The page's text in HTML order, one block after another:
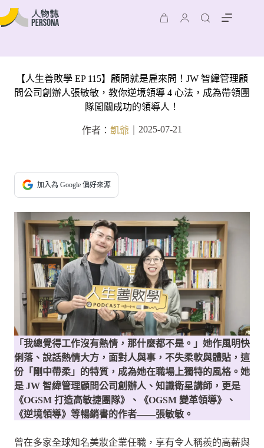
【人生善敗學 EP 115】顧問就是雇來問！JW 智緯管理顧
問公司創辦人張敏敏，教你逆境領導 4 心法，成為帶領團
隊闖關成功的領導人！
作者： 凱爺 2025-07-21
加入為 Google 偏好來源
「我總覺得工作沒有熱情，那什麼都不是。」她作風明快
俐落、說話熱情大方，面對人與事，不失柔軟與體貼，這
份「剛中帶柔」的特質，成為她在職場上獨特的風格。她
是 JW 智緯管理顧問公司創辦人、知識衛星講師，更是
《OGSM 打造高敏捷團隊》、《OGSM 變革領導》、
《逆境領導》等暢銷書的作者——張敏敏。
曾在多家全球知名美妝企業任職，享有令人稱羨的高薪與